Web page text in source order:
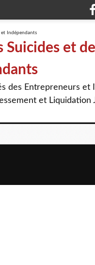
Suicides et
des Entrepreneurs
et Liquidation